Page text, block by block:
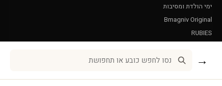
ימי הולדת ומסיבות
Bmagniv Original
RUBIES
→